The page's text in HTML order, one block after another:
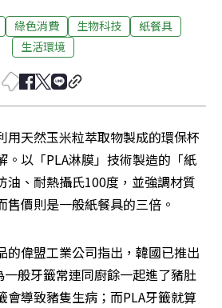
綠色消費 生物科技
紙餐具
生活環境
用天然玉米粒萃取物製成的環保杯
。以「PLA淋膜」技術製造的「紙
油、耐熱攝氏100度，並強調材質
售價則是一般紙餐具的三倍。
的偉盟工業公司指出，韓國已推出
一般牙籤常連同廚餘一起進了豬肚
會導致豬隻生病；而PLA牙籤就算